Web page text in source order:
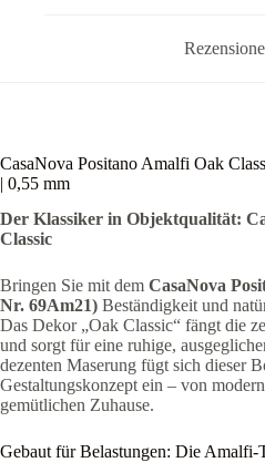
CasaNova Positano Amalfi Oak
| 0,55 mm
Der Klassiker in Objektqualität:
Classic
Bringen Sie mit dem CasaNova
Nr. 69Am21) Beständigkeit und
Das Dekor „Oak Classic“ fängt die
und sorgt für eine ruhige,
dezenten Maserung fügt sich dieser
Gestaltungskonzept ein – von
gemütlichen Zuhause.
Gebaut für Belastungen: Die Amalfi-